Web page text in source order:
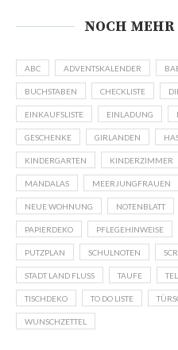
NOCH
ABC ADVENTSKALENDER
BUCHSTABEN CHECKLISTE
EINKAUFSLISTE EINLADUNG
GESCHENKE GIRLANDEN
KINDERGARTEN KINDERZIMMER
MANDALAS MEERJUNGFRAUEN
NEUE WOHNUNG NOTENBLATT
PAPIERDEKO PFLEGEHINWEISE
PUTZPLAN SCHULNOTEN
STADT LAND FLUSS TAUFE
TISCHDEKO TO DO LISTE
WUNSCHZETTEL